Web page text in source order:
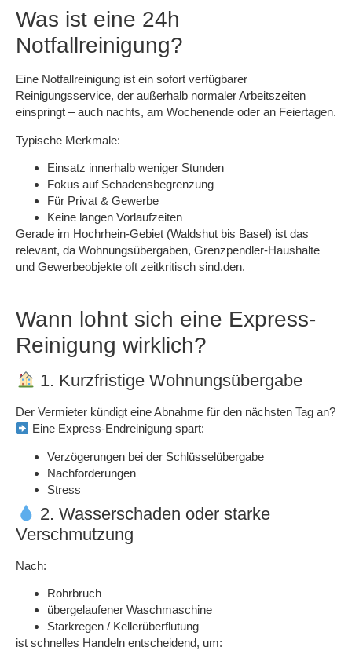
Was ist eine 24h
Notfallreinigung?
Eine Notfallreinigung ist ein sofort verfügbarer
Reinigungsservice, der außerhalb normaler Arbeitszeiten
einspringt – auch nachts, am Wochenende oder an Feiertagen.
Typische Merkmale:
Einsatz innerhalb weniger Stunden
Fokus auf Schadensbegrenzung
Für Privat & Gewerbe
Keine langen Vorlaufzeiten
Gerade im Hochrhein-Gebiet (Waldshut bis Basel) ist das
relevant, da Wohnungsübergaben, Grenzpendler-Haushalte
und Gewerbeobjekte oft zeitkritisch sind.den.
Wann lohnt sich eine Express-
Reinigung wirklich?
1. Kurzfristige Wohnungsübergabe
Der Vermieter kündigt eine Abnahme für den nächsten Tag an?
Eine Express-Endreinigung spart:
Verzögerungen bei der Schlüsselübergabe
Nachforderungen
Stress
2. Wasserschaden oder starke
Verschmutzung
Nach:
Rohrbruch
übergelaufener Waschmaschine
Starkregen / Kellerüberflutung
ist schnelles Handeln entscheidend, um: